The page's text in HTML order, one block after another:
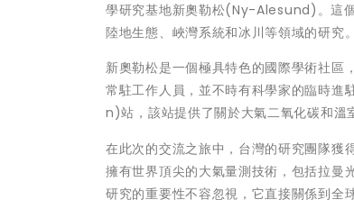
學研究基地新奧勒松(Ny-Alesund)。這個
陸地生態、峽灣系統和冰川等領域的研究。
新奧勒松是一個極具特色的國際學術社區
常駐工作人員，並不時有科學家的臨時
n)站，該站提供了關於大氣二氧化碳和溫
在此次的交流之旅中，台灣的研究團隊獲
擁有世界頂尖的大氣量測技術，包括拉曼
研究的重要性不容忽視，它直接關係到全